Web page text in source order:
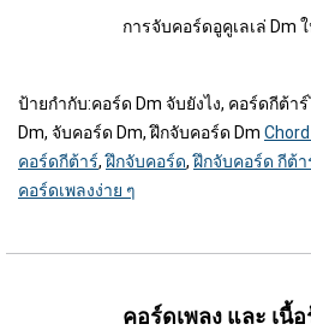
การจับคอร์ดอูคูเลเล่ Dm
ป้ายกำกับ:คอร์ด Dm จับยังไง, คอร์ดกีต้า
Dm, จับคอร์ด Dm, ฝึกจับคอร์ด Dm Chord
คอร์ดกีต้าร์,ฝึกจับคอร์ด,ฝึกจับคอร์ด กีต้า
คอร์ดเพลงง่าย ๆ
คอร์ดเพลง และ เนื้